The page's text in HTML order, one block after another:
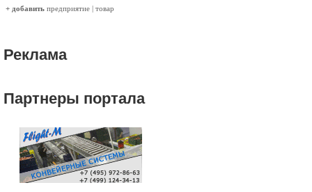
+ добавить предприятие | товар
Реклама
Партнеры портала